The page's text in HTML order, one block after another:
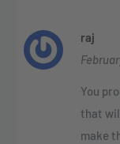
raj
You
that
make